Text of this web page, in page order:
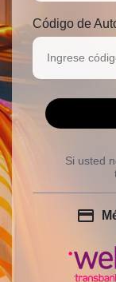
Código de
Si usted
credit_card